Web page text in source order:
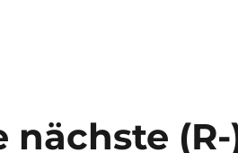
nächste